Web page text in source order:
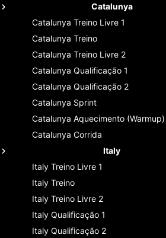
Catalunya
Catalunya Treino Livre 1
Catalunya Treino
Catalunya Treino Livre 2
Catalunya Qualificação 1
Catalunya Qualificação 2
Catalunya Sprint
Catalunya Aquecimento (Warmup)
Catalunya Corrida
Italy
Italy Treino Livre 1
Italy Treino
Italy Treino Livre 2
Italy Qualificação 1
Italy Qualificação 2